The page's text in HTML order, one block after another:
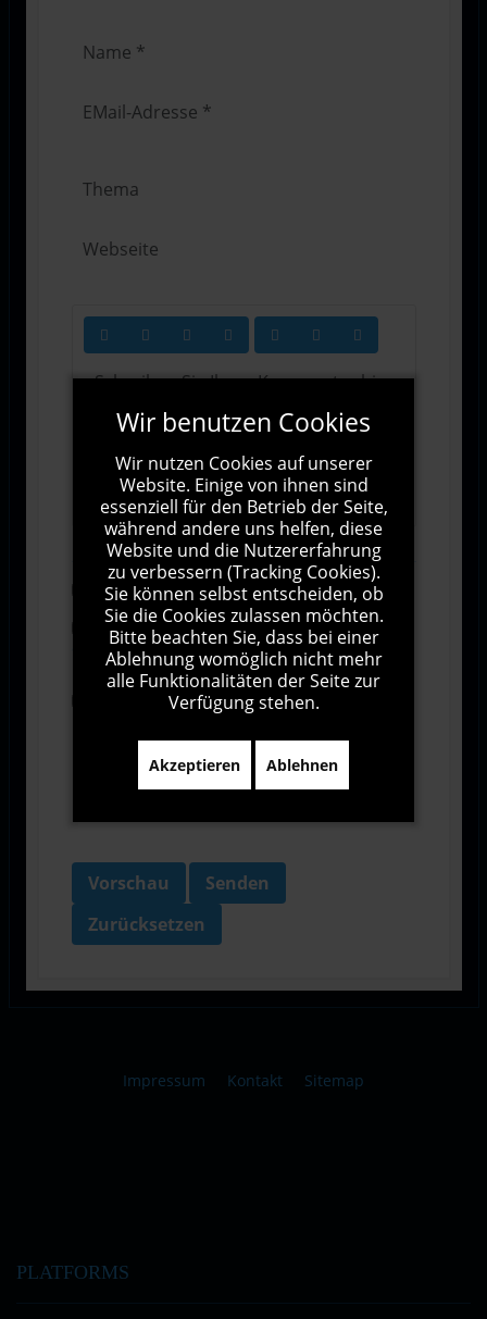
1000Zeichen übrig
Abonnieren
Ich stimme den Allgemeinen
Geschäftsbedingungen zu.
Ich bin damit einverstanden, dass diese Website
Vorschau
Senden
Zurücksetzen
Impressum Kontakt Sitemap
PLATFORMS
Wir benutzen Cookies
Wir nutzen Cookies auf unserer
Website. Einige von ihnen sind
essenziell für den Betrieb der Seite,
während andere uns helfen, diese
Website und die Nutzererfahrung
zu verbessern (Tracking Cookies).
Sie können selbst entscheiden, ob
Sie die Cookies zulassen möchten.
Bitte beachten Sie, dass bei einer
Ablehnung womöglich nicht mehr
alle Funktionalitäten der Seite zur
Verfügung stehen.
Akzeptieren Ablehnen